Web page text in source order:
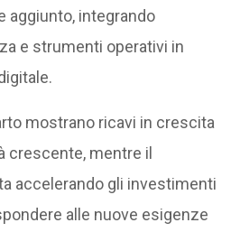
aggiunto, integrando
e strumenti operativi in
mostrano ricavi in crescita
crescente, mentre il
accelerando gli investimenti
alle nuove esigenze